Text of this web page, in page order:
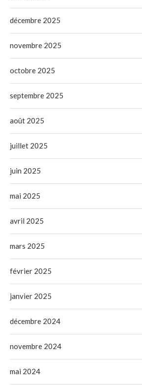
décembre 2025
novembre 2025
octobre 2025
septembre 2025
août 2025
juillet 2025
juin 2025
mai 2025
avril 2025
mars 2025
février 2025
janvier 2025
décembre 2024
novembre 2024
mai 2024